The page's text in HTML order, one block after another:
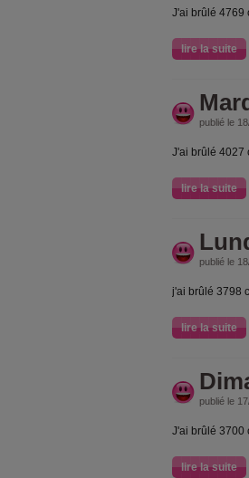
J'ai brûlé 4769
lire la suite
publié le
J'ai brûlé 4027
lire la suite
publié le
j'ai brûlé 3798
lire la suite
publié le
J'ai brûlé 3700
lire la suite